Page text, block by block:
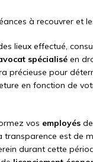
à recouvrer et
lieux effectué,
spécialisé en
précieuse pour
en fonction de
vos employés
transparence est de
durant cette